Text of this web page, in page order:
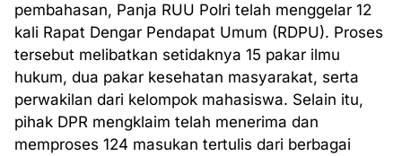
pembahasan, Panja RUU Polri telah menggelar 12
kali Rapat Dengar Pendapat Umum (RDPU). Proses
tersebut melibatkan setidaknya 15 pakar ilmu
hukum, dua pakar kesehatan masyarakat, serta
perwakilan dari kelompok mahasiswa. Selain itu,
pihak DPR mengklaim telah menerima dan
memproses 124 masukan tertulis dari berbagai